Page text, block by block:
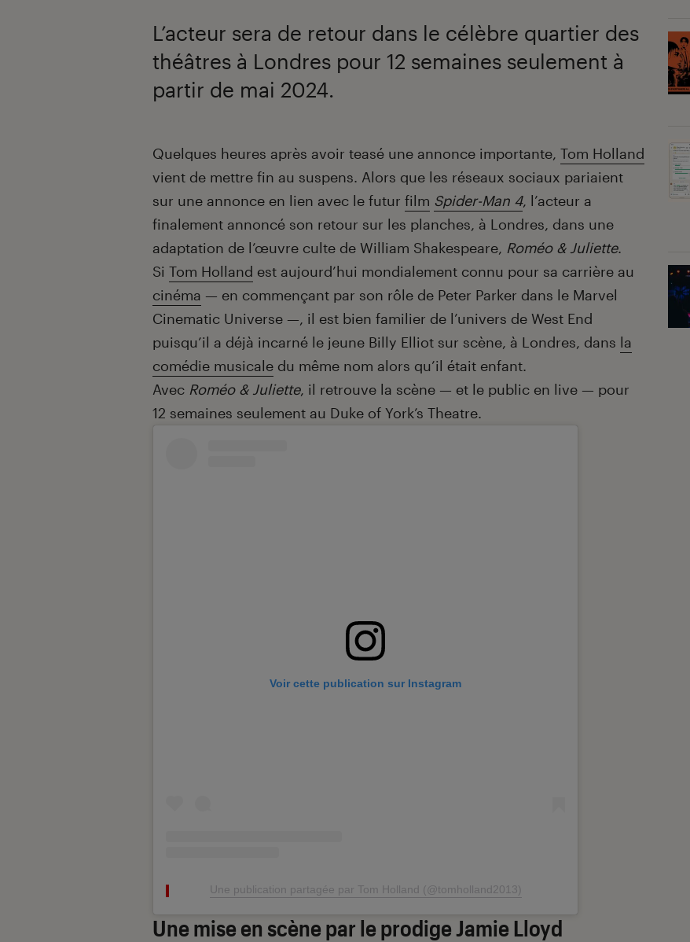
L’acteur sera de retour dans le célèbre quartier des
théâtres à Londres pour 12 semaines seulement à
partir de mai 2024.
Introduction
Quelques heures après avoir teasé une annonce importante, Tom Holland
vient de mettre fin au suspens. Alors que les réseaux sociaux pariaient
sur une annonce en lien avec le futur film Spider-Man 4, l’acteur a
finalement annoncé son retour sur les planches, à Londres, dans une
adaptation de l’œuvre culte de William Shakespeare, Roméo & Juliette.
Si Tom Holland est aujourd’hui mondialement connu pour sa carrière au
cinéma — en commençant par son rôle de Peter Parker dans le Marvel
Cinematic Universe —, il est bien familier de l’univers de West End
puisqu’il a déjà incarné le jeune Billy Elliot sur scène, à Londres, dans la
comédie musicale du même nom alors qu’il était enfant.
Avec Roméo & Juliette, il retrouve la scène — et le public en live — pour
12 semaines seulement au Duke of York’s Theatre.
Voir cette publication sur Instagram
Une publication partagée par Tom Holland (@tomholland2013)
Une mise en scène par le prodige Jamie Lloyd